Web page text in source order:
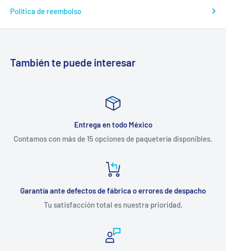
Política de reembolso
También te puede interesar
Entrega en todo México
Contamos con más de 15 opciones de paquetería disponibles.
Garantía ante defectos de fábrica o errores de despacho
Tu satisfacción total es nuestra prioridad.